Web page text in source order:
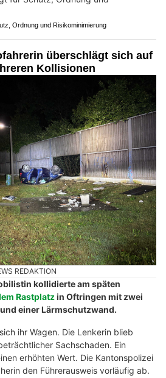
Ordnung und Risikominimierung
überschlägt sich auf
Kollisionen
REDAKTION
kollidierte am späten
Rastplatzin Oftringen mit zwei
einer Lärmschutzwand.
ihr Wagen. Die Lenkerin blieb
Sachschaden. Ein
erhöhten Wert. Die Kantonspolizei
den Führerausweis vorläufig ab.